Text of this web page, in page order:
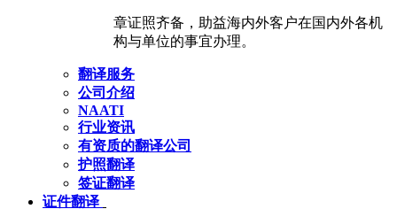
章证照齐备，助益海内外客户在国内外各机
构与单位的事宜办理。
翻译服务
公司介绍
NAATI
行业资讯
有资质的翻译公司
护照翻译
签证翻译
证件翻译